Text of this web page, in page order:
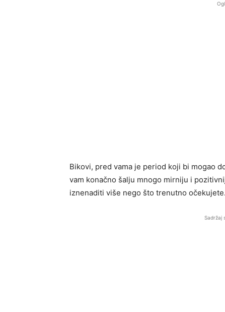
Bikovi, pred vama je period koji bi mogao
vam konačno šalju mnogo mirniju i
iznenaditi više nego što trenutno očekujete.
Sadržaj